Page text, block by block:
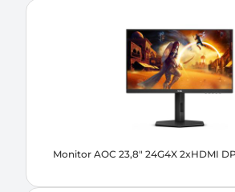
Monitor AOC 23,8" 24G4X 2xHDMI